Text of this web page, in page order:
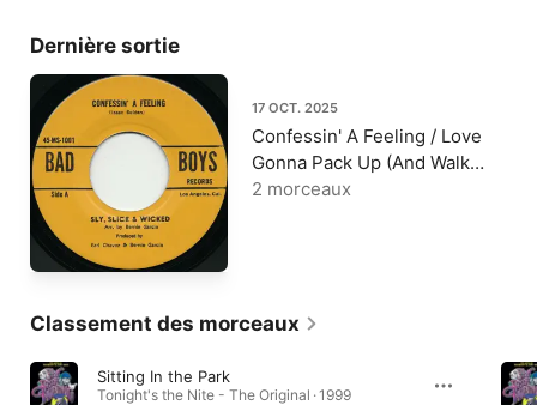
Dernière sortie
17 OCT. 2025
Confessin' A Feeling / Love
Gonna Pack Up (And Walk
Out) [Single Version '72] -
2 morceaux
Classement des morceaux
Sitting In the Park
Tonight's the Nite - The Original · 1999